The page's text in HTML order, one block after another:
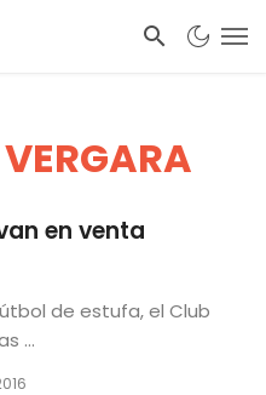
en venta
de estufa, el Club
...